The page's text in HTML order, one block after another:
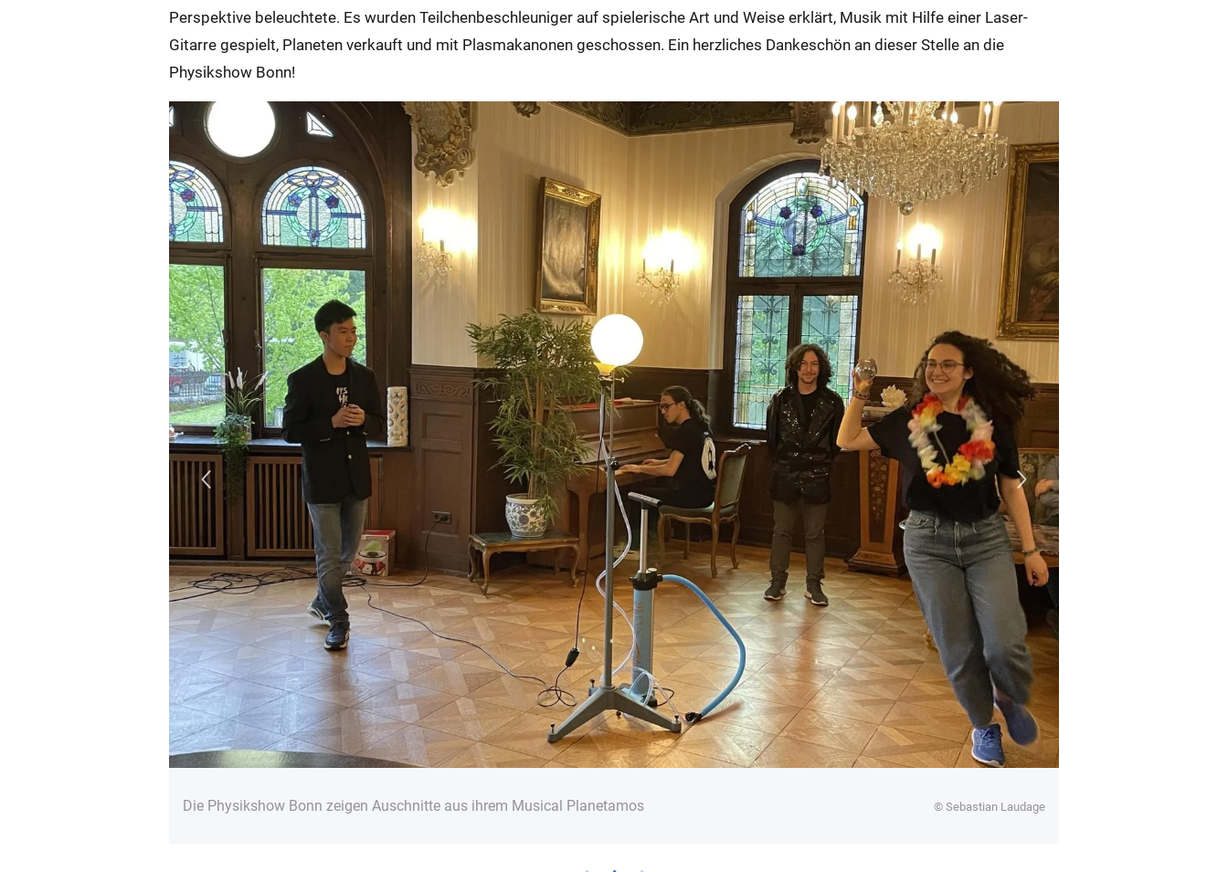
Perspektive beleuchtete. Es wurden Teilchenbeschleuniger auf spielerische Art und Weise erklärt, Musik mit Hilfe einer Laser-
Gitarre gespielt, Planeten verkauft und mit Plasmakanonen geschossen. Ein herzliches Dankeschön an dieser Stelle an die
Physikshow Bonn!
Die Physikshow Bonn zeigen Auschnitte aus ihrem Musical Planetamos © Sebastian Laudage